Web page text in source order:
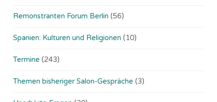
Remonstranten Forum Berlin (56)
Spanien: Kulturen und Religionen (10)
Termine (243)
Themen bisheriger Salon-Gespräche (3)